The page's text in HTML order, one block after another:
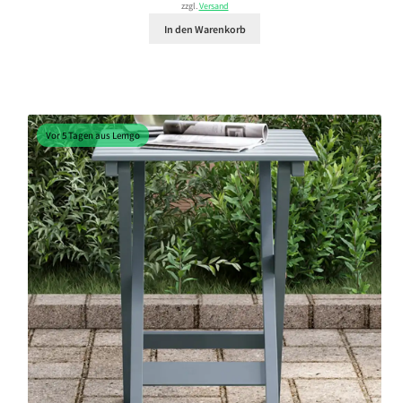
zzgl.Versand
In den Warenkorb
Vor 5 Tagen aus Lemgo